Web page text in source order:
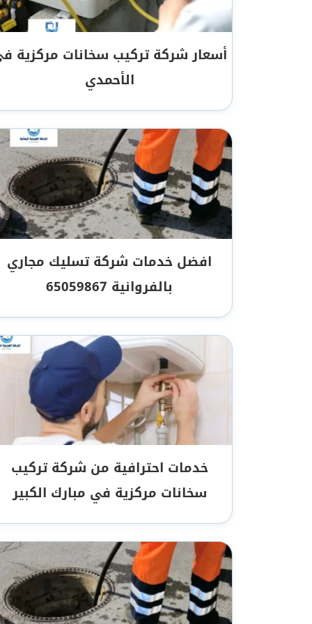
أسعار شركة تركيب سخانات مركزية
الأحمدي
افضل خدمات شركة تسليك مجاري
بالفروانية 65059867
خدمات احترافية من شركة تركيب
سخانات مركزية في مبارك الكبير‏